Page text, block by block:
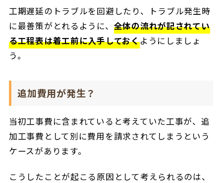
工期遅延のトラブルを回避したり、トラブル発生時
に最善策がとれるように、 全体の流れが記されてい
る工程表は着工前に入手しておくようにしましょ
う。
追加費用が発生？
当初工事費に含まれていると考えていた工事が、追
加工事費として別に費用を請求されてしまうという
ケースがあります。
こうしたことが起こる原因として考えられるのは、